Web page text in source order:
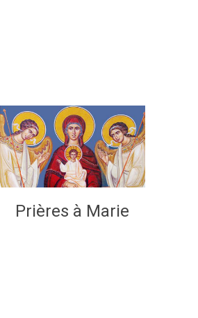
Prières à Marie